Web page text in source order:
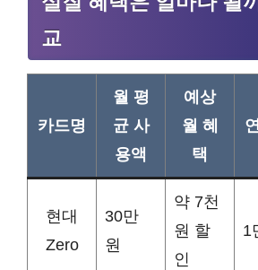
교
카드명
월 평
균 사
용액
예상
월 혜
택
현대
Zero
30만
원
약 7천
원 할
인
1